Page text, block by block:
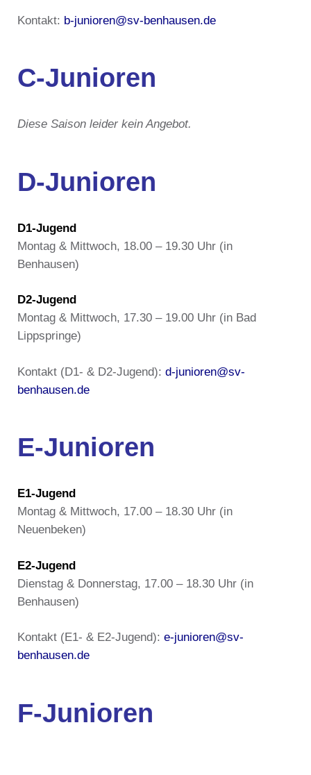
Kontakt: b-junioren@sv-benhausen.de
C-Junioren
Diese Saison leider kein Angebot.
D-Junioren
D1-Jugend
Montag & Mittwoch, 18.00 – 19.30 Uhr (in
Benhausen)
D2-Jugend
Montag & Mittwoch, 17.30 – 19.00 Uhr (in Bad
Lippspringe)
Kontakt (D1- & D2-Jugend): d-junioren@sv-
benhausen.de
E-Junioren
E1-Jugend
Montag & Mittwoch, 17.00 – 18.30 Uhr (in
Neuenbeken)
E2-Jugend
Dienstag & Donnerstag, 17.00 – 18.30 Uhr (in
Benhausen)
Kontakt (E1- & E2-Jugend): e-junioren@sv-
benhausen.de
F-Junioren